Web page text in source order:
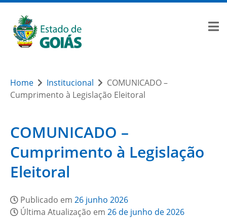
Home Institucional
COMUNICADO –
Cumprimento à Legislação Eleitoral
COMUNICADO –
Cumprimento à Legislação
Eleitoral
Publicado em 26 junho 2026
Última Atualização em 26 de junho de 2026